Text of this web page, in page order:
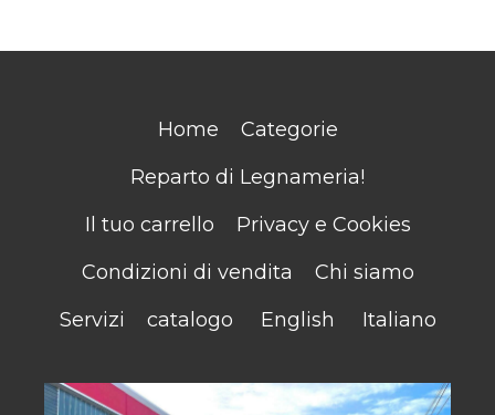
Home
Categorie
Reparto di Legnameria!
Il tuo carrello
Privacy e Cookies
Condizioni di vendita
Chi siamo
Servizi
catalogo English Italiano